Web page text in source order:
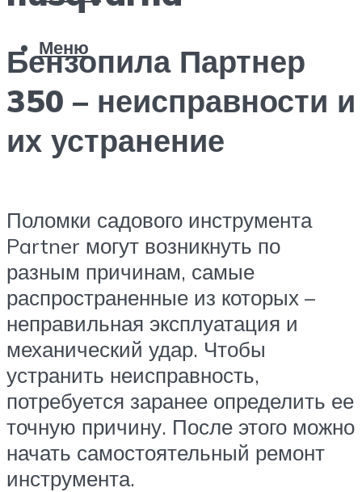
Меню
Бензопила Партнер
350 – неисправности и
их устранение
Поломки садового инструмента
Partner могут возникнуть по
разным причинам, самые
распространенные из которых –
неправильная эксплуатация и
механический удар. Чтобы
устранить неисправность,
потребуется заранее определить ее
точную причину. После этого можно
начать самостоятельный ремонт
инструмента.